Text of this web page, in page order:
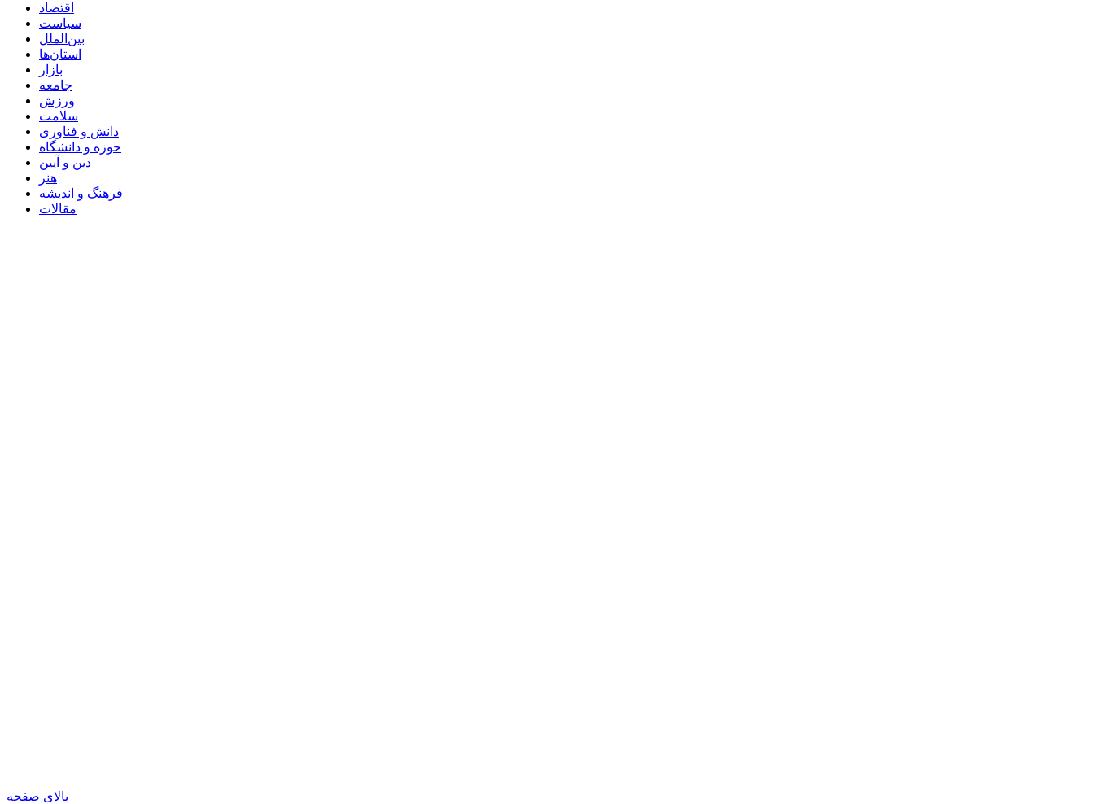
اقتصاد
سیاست
بین‌الملل
استان‌ها
بازار
جامعه
ورزش
سلامت
دانش و فناوری
حوزه و دانشگاه
دین و آیین
هنر
فرهنگ و اندیشه
مقالات
بالای صفحه